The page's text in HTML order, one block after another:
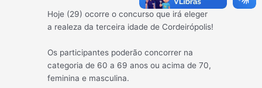
Hoje (29) ocorre o concurso que irá eleger
a realeza da terceira idade de Cordeirópolis!
Os participantes poderão concorrer na
categoria de 60 a 69 anos ou acima de 70,
feminina e masculina.